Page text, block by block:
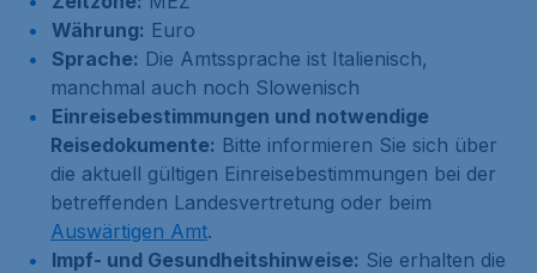
Währung: Euro
Sprache: Die Amtssprache ist Italienisch,
manchmal auch noch Slowenisch
Einreisebestimmungen und notwendige
Reisedokumente: Bitte informieren Sie sich über
die aktuell gültigen Einreisebestimmungen bei der
betreffenden Landesvertretung oder beim
Auswärtigen Amt.
Impf- und Gesundheitshinweise: Sie erhalten die